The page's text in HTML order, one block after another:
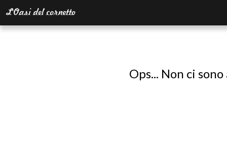
Ops... Non ci